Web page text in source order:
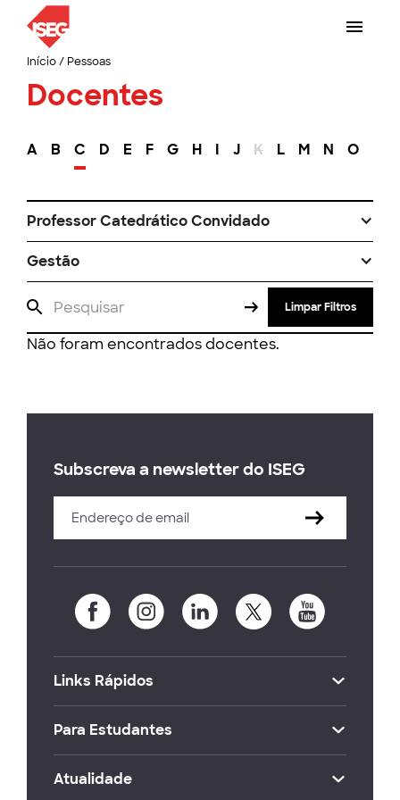
Início/ Pessoas
Docentes
A B C D E F G H I J K L M N O
Professor Catedrático Convidado
Gestão
Limpar Filtros
Não foram encontrados docentes.
Subscreva a newsletter do ISEG
Links Rápidos
Para Estudantes
Atualidade